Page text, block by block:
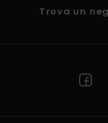
Trova un